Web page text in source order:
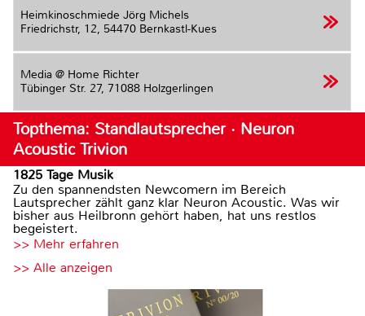
Heimkinoschmiede Jörg Michels
Friedrichstr, 12, 54470 Bernkastl-Kues
Media @ Home Richter
Tübinger Str. 27, 71088 Holzgerlingen
Topthema: Standlautsprecher · Neuron
Acoustic Trivion
1825 Tage Musik
Zu den spannendsten Newcomern im Bereich
Lautsprecher zählt ganz klar Neuron Acoustic. Was wir
bisher aus Heilbronn gehört haben, hat uns restlos
begeistert.
>> Mehr erfahren
>> Alle anzeigen